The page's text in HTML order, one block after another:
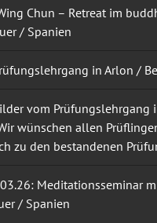
Chun – Retreat im
/ Spanien
in Arlon /
vom Prüfungslehrgang
wünschen allen
zu den bestandenen
Meditationsseminar
/ Spanien